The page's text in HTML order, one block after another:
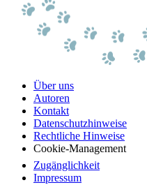
Über uns
Autoren
Kontakt
Datenschutzhinweise
Rechtliche Hinweise
Cookie-Management
Zugänglichkeit
Impressum